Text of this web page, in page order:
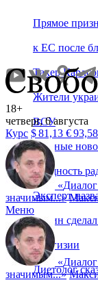
Прямое
к ЕС после
Такер
Жители
ВСУ
Главные
Мощность
Эксперт
Путин
Киргизии
Диетолог
18+
четверг, 6 августа
Курс $81,13 €93,58
«
значимым...»
Меню
«
значимым...»